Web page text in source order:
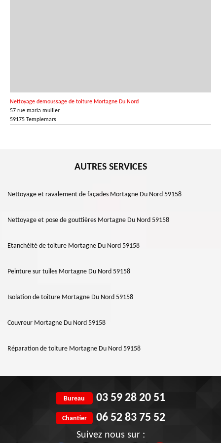
Nettoyage demoussage de toiture Mortagne Du Nord
57 rue maria mullier
59175 Templemars
AUTRES SERVICES
Nettoyage et ravalement de façades Mortagne Du Nord 59158
Nettoyage et pose de gouttières Mortagne Du Nord 59158
Etanchéité de toiture Mortagne Du Nord 59158
Peinture sur tuiles Mortagne Du Nord 59158
Isolation de toiture Mortagne Du Nord 59158
Couvreur Mortagne Du Nord 59158
Réparation de toiture Mortagne Du Nord 59158
Bureau 03 59 28 20 51
Chantier 06 52 83 75 52
Suivez nous sur :